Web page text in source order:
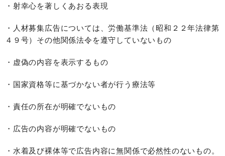
・射幸心を著しくあおる表現
・人材募集広告については、労働基準法（昭和２２年法律第
４９号）その他関係法令を遵守していないもの
・虚偽の内容を表示するもの
・国家資格等に基づかない者が行う療法等
・責任の所在が明確でないもの
・広告の内容が明確でないもの
・水着及び裸体等で広告内容に無関係で必然性のないもの。